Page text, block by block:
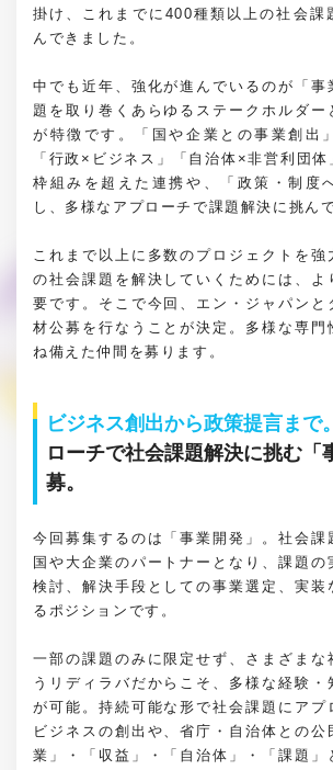
掛け、これまでに400種類以上の社会課
んできました。
中でも近年、強化が進んでいるのが「事
題を取り巻くあらゆるステークホルダー
が特徴です。「国や企業との事業創出
「行政×ビジネス」「自治体×非営利団
枠組みを超えた連携や、「政策・制度
し、多様なアプローチで課題解決に挑ん
これまで以上に多数のプロジェクトを強
の社会課題を解決していくためには、よ
要です。そこで今回、エン・ジャパンと
材公募を行なうことが決定。多様な専門
ね備えた仲間を募ります。
ビジネス創出から政策提言まで。
ローチで社会課題解決に挑む「
募。
今回募集するのは「事業開発」。社会課
国や大企業のパートナーとなり、課題の
検討、解決手段としての事業選定、実装
るポジションです。
一部の課題のみに限定せず、さまざまな
うリディラバだからこそ、多様な経験・
が可能。持続可能な形で社会課題にアプ
ビジネスの創出や、省庁・自治体との公
業」・「収益」・「自治体」・「課題」